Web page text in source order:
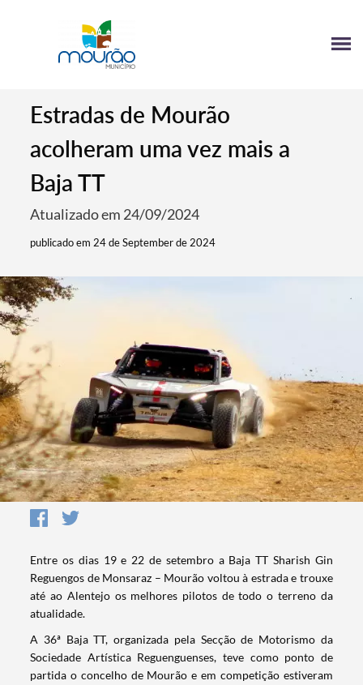
Estradas de Mourão
acolheram uma vez mais a
Baja TT
Atualizado em 24/09/2024
publicado em 24 de September de 2024
Entre os dias 19 e 22 de setembro a Baja TT Sharish Gin
Reguengos de Monsaraz – Mourão voltou à estrada e trouxe
até ao Alentejo os melhores pilotos de todo o terreno da
atualidade.
A 36ª Baja TT, organizada pela Secção de Motorismo da
Sociedade Artística Reguenguenses, teve como ponto de
partida o concelho de Mourão e em competição estiveram